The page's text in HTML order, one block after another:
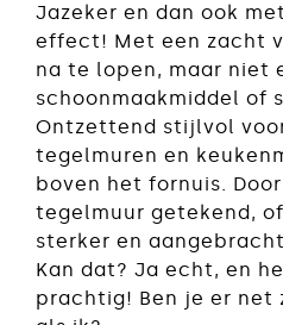
Jazeker en dan ook
effect! Met een zacht
na te lopen, maar niet
schoonmaakmiddel of
Ontzettend stijlvol
tegelmuren en
boven het fornuis.
tegelmuur getekend,
sterker en
Kan dat? Ja echt, en
prachtig! Ben je er net